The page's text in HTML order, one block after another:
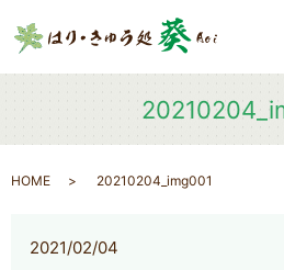
HOME 20210204_img001
2021/02/04